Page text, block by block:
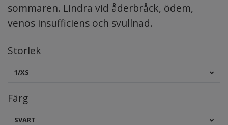
sommaren. Lindra vid åderbråck, ödem,
venös insufficiens och svullnad.
Storlek
1/XS
Färg
SVART